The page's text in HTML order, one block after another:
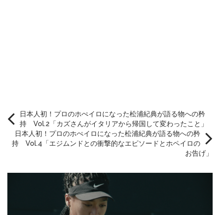
日本人初！プロのホぺイロになった松浦紀典が語る物への矜
持 Vol.2「カズさんがイタリアから帰国して変わったこと」
日本人初！プロのホぺイロになった松浦紀典が語る物への矜
持 Vol.4「エジムンドとの衝撃的なエピソードとホペイロの
お告げ」